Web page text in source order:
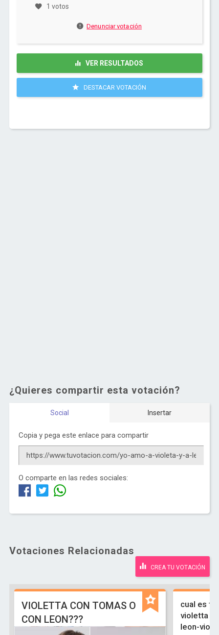
1 votos
Denunciar votación
VER RESULTADOS
DESTACAR VOTACIÓN
¿Quieres compartir esta votación?
Social Insertar
Copia y pega este enlace para compartir
O comparte en las redes sociales:
Votaciones Relacionadas
CREA TU VOTACIÓN
VIOLETTA CON TOMAS O
CON LEON???
cual es
violetta y
leon-